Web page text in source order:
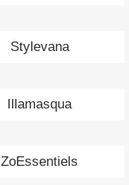
Stylevana
Illamasqua
ZoEssentiels